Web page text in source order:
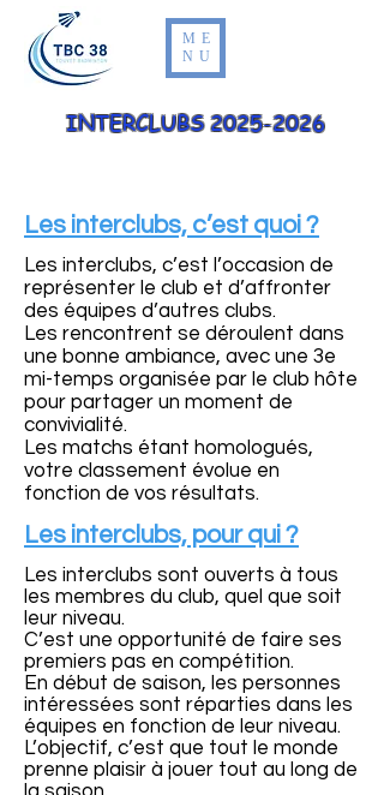
ME
NU
INTERCLUBS2025-2026
Les interclubs, c’est quoi ?
Les interclubs, c’est l’occasion de
représenter le club et d’affronter
des équipes d’autres clubs.
Les rencontrent se déroulent dans
une bonne ambiance, avec une 3e
mi-temps organisée par le club hôte
pour partager un moment de
convivialité.
Les matchs étant homologués,
votre classement évolue en
fonction de vos résultats.
Les interclubs, pour qui ?
Les interclubs sont ouverts à tous
les membres du club, quel que soit
leur niveau.
C’est une opportunité de faire ses
premiers pas en compétition.
En début de saison, les personnes
intéressées sont réparties dans les
équipes en fonction de leur niveau.
L’objectif, c’est que tout le monde
prenne plaisir à jouer tout au long de